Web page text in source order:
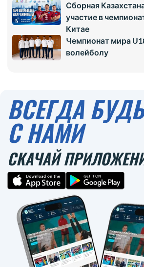
Сборная
участие в
Китае
Чемпионат мира
волейболу
ВСЕГДА
С НАМИ
СКАЧАЙ